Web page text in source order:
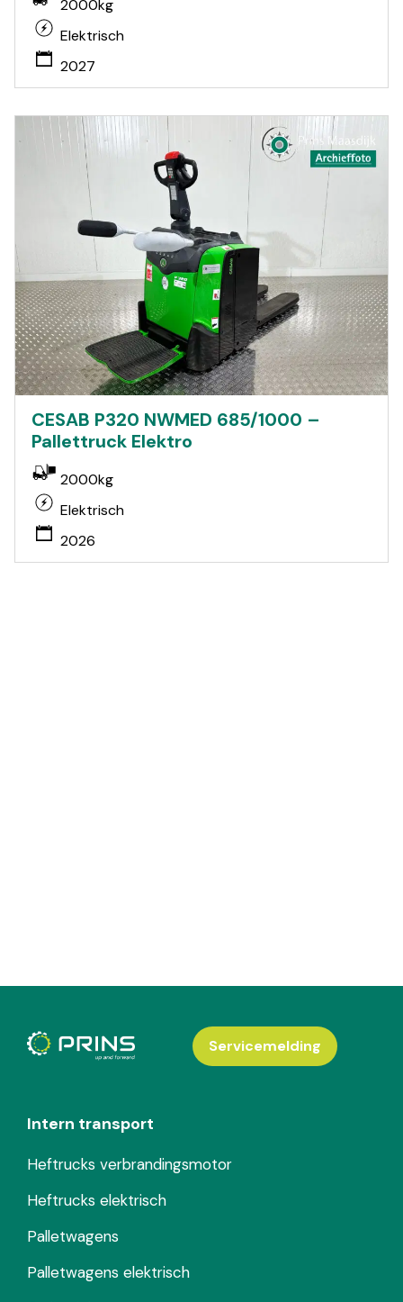
2000kg
Elektrisch
2027
CESAB P320 NWMED 685/1000 –
Pallettruck Elektro
2000kg
Elektrisch
2026
Intern transport
Heftrucks verbrandingsmotor
Heftrucks elektrisch
Palletwagens
Palletwagens elektrisch
Servicemelding